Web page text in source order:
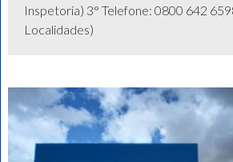
Inspetoria) 3° Telefone: 0800 642
Localidades)